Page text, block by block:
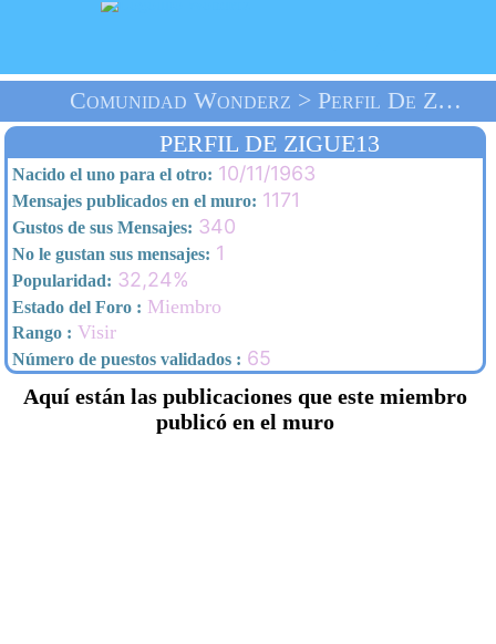
Comunidad Wonderz > Perfil De Zigue13 > Inicio
PERFIL DE ZIGUE13
Nacido el uno para el otro: 10/11/1963
Mensajes publicados en el muro: 1171
Gustos de sus Mensajes: 340
No le gustan sus mensajes: 1
Popularidad: 32,24%
Estado del Foro : Miembro
Rango : Visir
Número de puestos validados : 65
Aquí están las publicaciones que este miembro
publicó en el muro